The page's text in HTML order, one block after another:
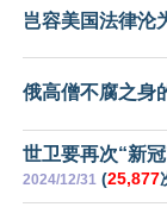
岂容美国法律沦
俄高僧不腐之身
世卫要再次“新
2024/12/31 (25,877